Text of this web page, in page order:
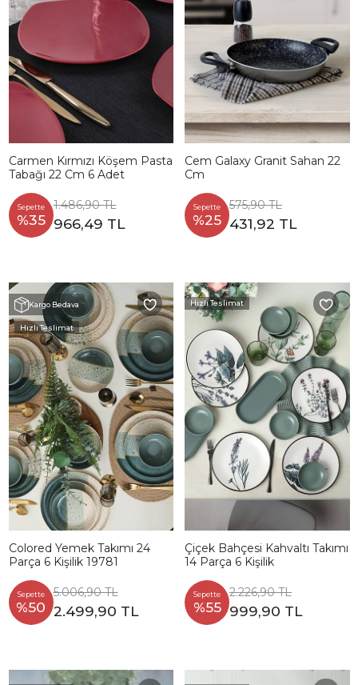
Carmen Kırmızı Köşem Pasta
Tabağı 22 Cm 6 Adet
Sepette
%35
1.486,90 TL
966,49 TL
Cem Galaxy Granit Sahan 22
Cm
Sepette
%25
575,90 TL
431,92 TL
Kargo Bedava
Hızlı Teslimat
Colored Yemek Takımı 24
Parça 6 Kişilik 19781
Sepette
%50
5.006,90 TL
2.499,90 TL
Hızlı Teslimat
Çiçek Bahçesi Kahvaltı Takımı
14 Parça 6 Kişilik
Sepette
%55
2.226,90 TL
999,90 TL